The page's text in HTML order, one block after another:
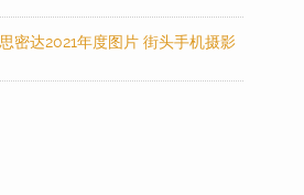
密达2021年度图片 街头手机摄影